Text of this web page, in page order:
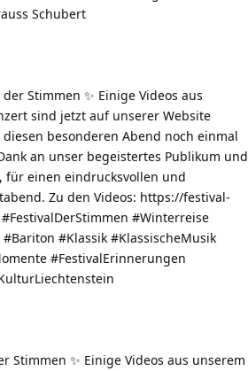
Schubert
Stimmen ✨ Einige Videos aus unserem